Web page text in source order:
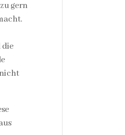
gern
die